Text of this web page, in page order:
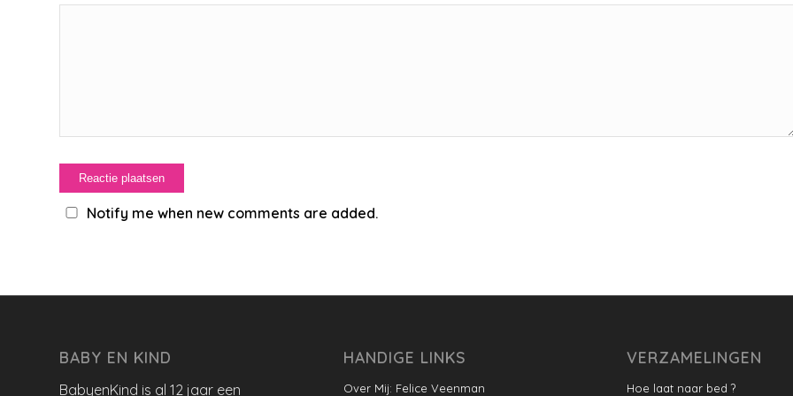
Notify me when new comments are added.
BABY EN KIND
BabyenKind is al 12 jaar een
HANDIGE LINKS
Over Mij: Felice Veenman
VERZAMELINGEN
Hoe laat naar bed ?